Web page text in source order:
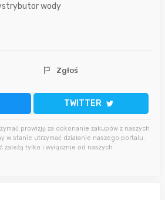
wody
Zgłoś
TWITTER
prowizję za dokonanie zakupów z naszych
w stanie utrzymać działanie naszego portalu.
zależą tylko i wyłącznie od naszych